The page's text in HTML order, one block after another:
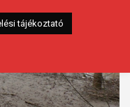
tájékoztató